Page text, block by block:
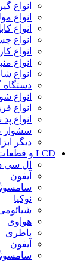
انواع
انواع
انواع
انواع
انواع
انواع
انواع
دستگاه
انواع
انواع
انواع
سشوار
دیگر
LCD و قطعات موبایل
ال سی
آیفون
نوکیا
هواوی
باطری
آیفون